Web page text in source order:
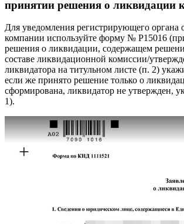
принятии решения о ликвидации
Для уведомления регистрирующего органа
компании используйте форму № Р15016
решения о ликвидации, содержащем
составе ликвидационной комиссии/
ликвидатора на титульном листе (п. 2)
если же принято решение только о
сформирована, ликвидатор не утвержден,
1).